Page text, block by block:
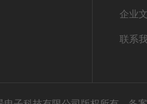
企业
联系